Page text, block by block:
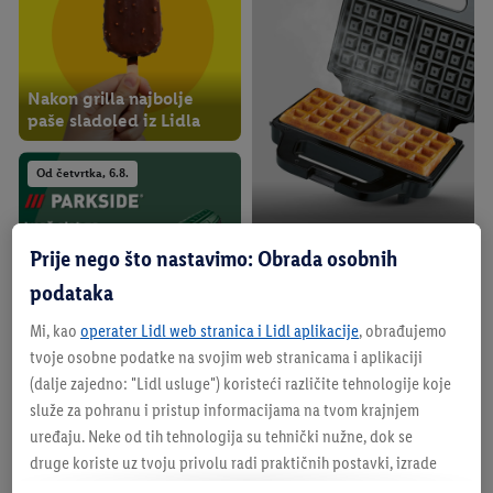
Nakon grilla najbolje
paše sladoled iz Lidla
Od četvrtka, 6.8.
PARKSIDE
Pogledaj našu aktualnu ponudu
Potraži svoju najbližu trgovinu
Prije nego što nastavimo: Obrada osobnih
podataka
Mi, kao operater Lidl web stranica i Lidl aplikacije, obrađujemo
tvoje osobne podatke na svojim web stranicama i aplikaciji
(dalje zajedno: "Lidl usluge") koristeći različite tehnologije koje
služe za pohranu i pristup informacijama na tvom krajnjem
uređaju. Neke od tih tehnologija su tehnički nužne, dok se
druge koriste uz tvoju privolu radi praktičnih postavki, izrade